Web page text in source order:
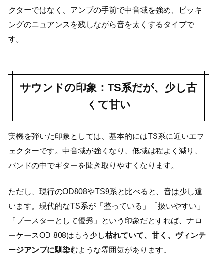
クターではなく、アンプの手前で中音域を強め、ピッキ
ングのニュアンスを残しながら音を太くするタイプで
す。
サウンドの印象：TS系だが、少し古
くて甘い
実機を弾いた印象としては、基本的にはTS系に近いエフ
ェクターです。中音域が強くなり、低域は程よく減り、
バンドの中でギターを聞き取りやすくなります。
ただし、現行のOD808やTS9系と比べると、音は少し違
います。現代的なTS系が「整っている」「扱いやすい」
「ブースターとして優秀」という印象だとすれば、ナロ
ーケースOD-808はもう少し枯れていて、甘く、ヴィンテ
ージアンプに馴染むような雰囲気があります。